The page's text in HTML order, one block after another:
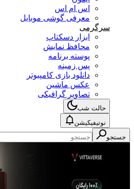
اس ام اس
معرفی گوشی موبایل
سرگرمی
ابزار دسکتاپ
محافظ نمایش
پوسته برنامه
پس زمینه
دانلود بازی کامپیوتر
عکس ماشین
تصاویر گرافیکی
حالت شب
نوتیفیکیشن
جستجو